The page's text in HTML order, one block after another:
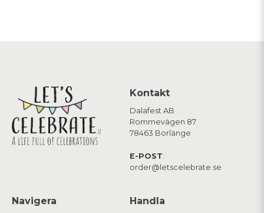
Kontakt
Dalafest AB
Rommevägen 87
78463 Borlänge
E-POST:
order@letscelebrate.se
Navigera Handla